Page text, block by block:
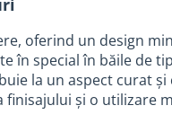
oferind un design
în special în băile de
la un aspect curat
și o utilizare